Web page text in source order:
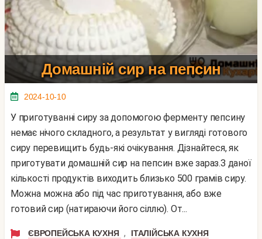
Домашній сир на пепсин
2024-10-10
У приготуванні сиру за допомогою ферменту пепсину
немає нічого складного, а результат у вигляді готового
сиру перевищить будь-які очікування. Дізнайтеся, як
приготувати домашній сир на пепсин вже зараз.З даної
кількості продуктів виходить близько 500 грамів сиру.
Можна можна або під час приготування, або вже
готовий сир (натираючи його сіллю). От...
ЄВРОПЕЙСЬКА КУХНЯ ,
ІТАЛІЙСЬКА КУХНЯ